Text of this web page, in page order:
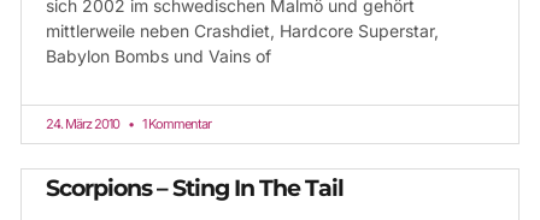
sich 2002 im schwedischen Malmö und gehört
mittlerweile neben Crashdiet, Hardcore Superstar,
Babylon Bombs und Vains of
24. März 2010 1 Kommentar
Scorpions – Sting In The Tail